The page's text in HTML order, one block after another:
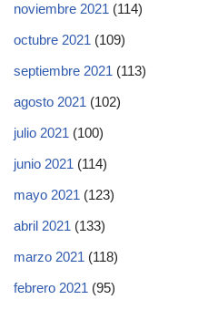
noviembre 2021 (114)
octubre 2021 (109)
septiembre 2021 (113)
agosto 2021 (102)
julio 2021 (100)
junio 2021 (114)
mayo 2021 (123)
abril 2021 (133)
marzo 2021 (118)
febrero 2021 (95)